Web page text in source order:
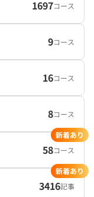
1697コース
9コース
16コース
8コース
58コース
新着あり
3416記事
新着あり